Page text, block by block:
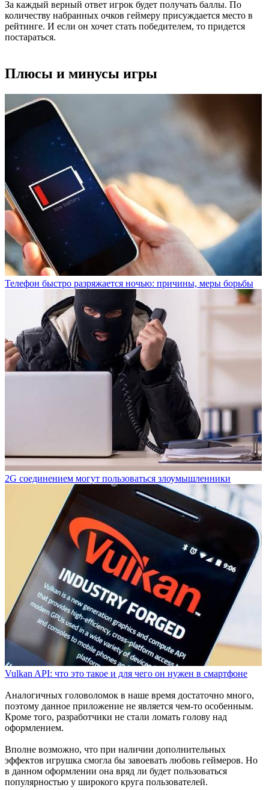
За каждый верный ответ игрок будет получать баллы. По
количеству набранных очков геймеру присуждается место в
рейтинге. И если он хочет стать победителем, то придется
постараться.
Плюсы и минусы игры
Телефон быстро разряжается ночью: причины, меры борьбы
2G соединением могут пользоваться злоумышленники
Vulkan API: что это такое и для чего он нужен в смартфоне
Аналогичных головоломок в наше время достаточно много,
поэтому данное приложение не является чем-то особенным.
Кроме того, разработчики не стали ломать голову над
оформлением.
Вполне возможно, что при наличии дополнительных
эффектов игрушка смогла бы завоевать любовь геймеров. Но
в данном оформлении она вряд ли будет пользоваться
популярностью у широкого круга пользователей.